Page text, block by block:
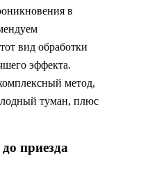
в
вид обработки
эффекта.
метод,
туман, плюс
приезда